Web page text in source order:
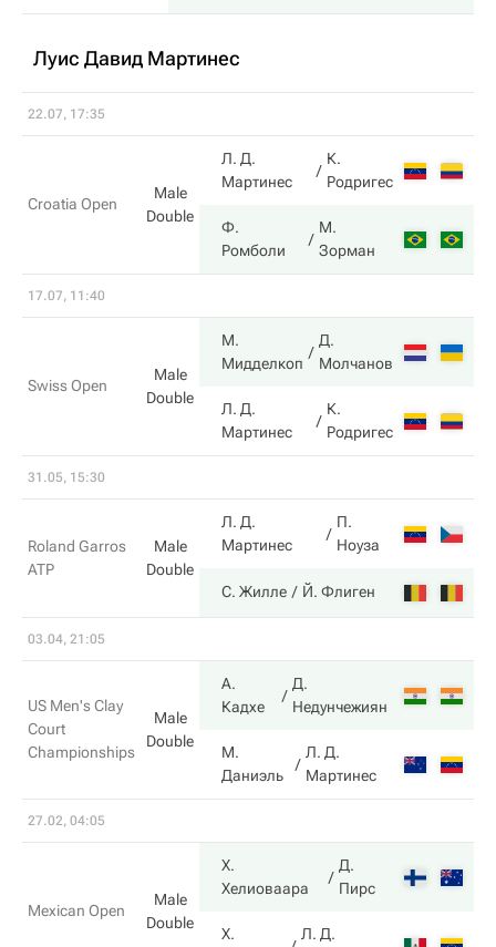
Луис Давид Мартинес
22.07, 17:35
Croatia Open
Male
Double
Л. Д.
Мартинес
К.
Родригес
Ф.
Ромболи
М.
Зорман
17.07, 11:40
Swiss Open
Male
Double
М.
Мидделкоп
Д.
Молчанов
Л. Д.
Мартинес
К.
Родригес
31.05, 15:30
Roland Garros
ATP
Male
Double
Л. Д.
Мартинес
П.
Ноуза
С. Жилле Й. Флиген
03.04, 21:05
US Men's Clay
Court
Championships
Male
Double
А.
Кадхе
Д.
Недунчежиян
М.
Даниэль
Л. Д.
Мартинес
27.02, 04:05
Mexican Open
Male
Double
Х.
Хелиоваара
Д.
Пирс
Х. Л. Д.